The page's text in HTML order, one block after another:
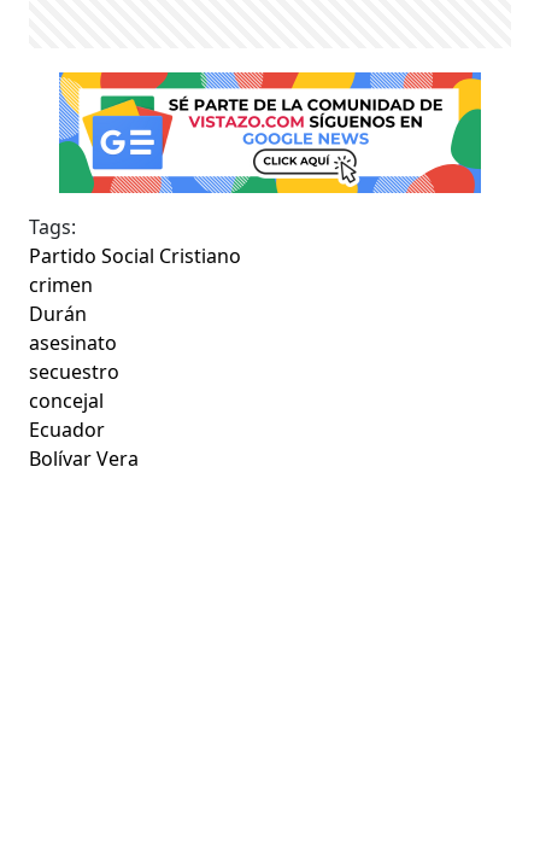
Tags:
Partido Social Cristiano
crimen
Durán
asesinato
secuestro
concejal
Ecuador
Bolívar Vera